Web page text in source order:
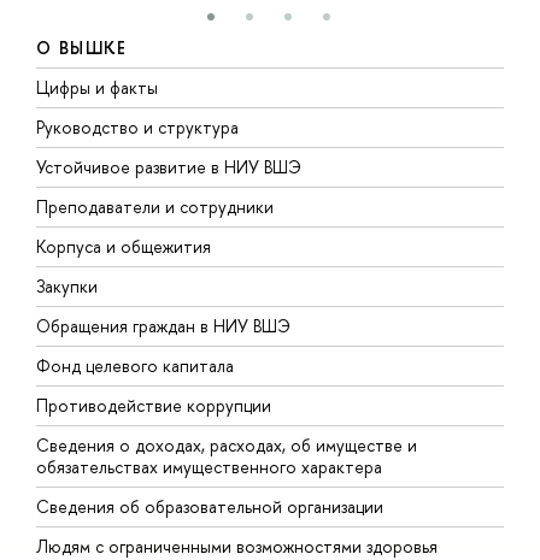
О ВЫШКЕ
Цифры и факты
Руководство и структура
Устойчивое развитие в НИУ ВШЭ
Преподаватели и сотрудники
Корпуса и общежития
Закупки
Обращения граждан в НИУ ВШЭ
Фонд целевого капитала
Противодействие коррупции
Сведения о доходах, расходах, об имуществе и
обязательствах имущественного характера
Сведения об образовательной организации
Людям с ограниченными возможностями здоровья